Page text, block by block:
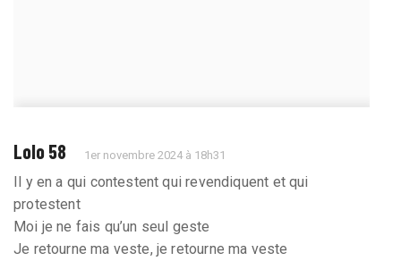
Lolo 58 1er novembre 2024 à 18h31
Il y en a qui contestent qui revendiquent et qui
protestent
Moi je ne fais qu’un seul geste
Je retourne ma veste, je retourne ma veste